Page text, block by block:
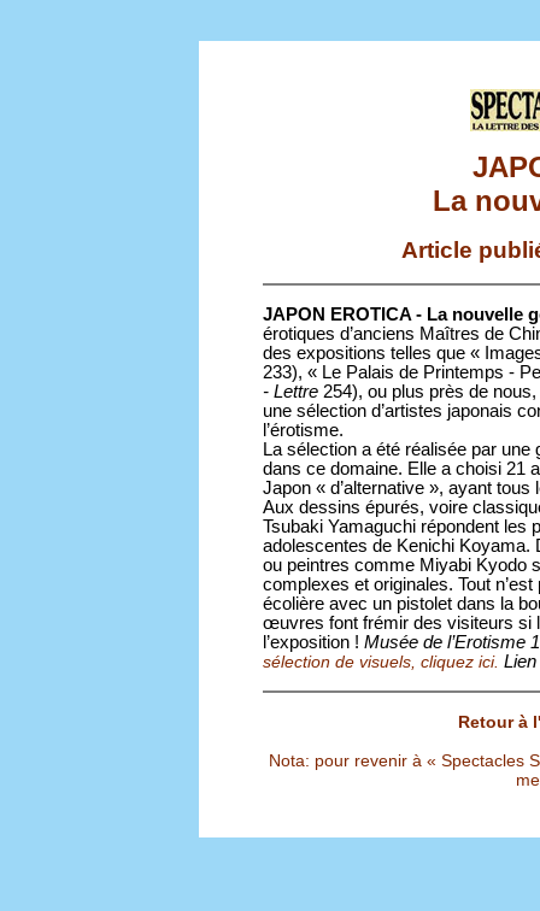
La
Article
JAPON EROTICA - La nouvelle
érotiques d’anciens Maîtres de
des expositions telles que «
233), « Le Palais de Printemps -
- Lettre 254), ou plus près de
une sélection d’artistes japonais
l’érotisme.
La sélection a été réalisée par
dans ce domaine. Elle a choisi 21
Japon « d’alternative », ayant
Aux dessins épurés, voire
Tsubaki Yamaguchi répondent les
adolescentes de Kenichi Koyama.
ou peintres comme Miyabi Kyodo
complexes et originales. Tout
écolière avec un pistolet dans la
œuvres font frémir des visiteurs si
l’exposition ! Musée de l’Erotisme
sélection de visuels, cliquez ici.
Retour à
Nota: pour revenir à « Spectacles